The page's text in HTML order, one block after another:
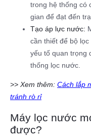
trong hệ thống có
gian để đạt đến
Tạo áp lực nước:
cần thiết để bộ
yếu tố quan trọng
thống lọc nước.
>> Xem thêm: Cách lắp
tránh rò rỉ
Máy lọc nước
được?